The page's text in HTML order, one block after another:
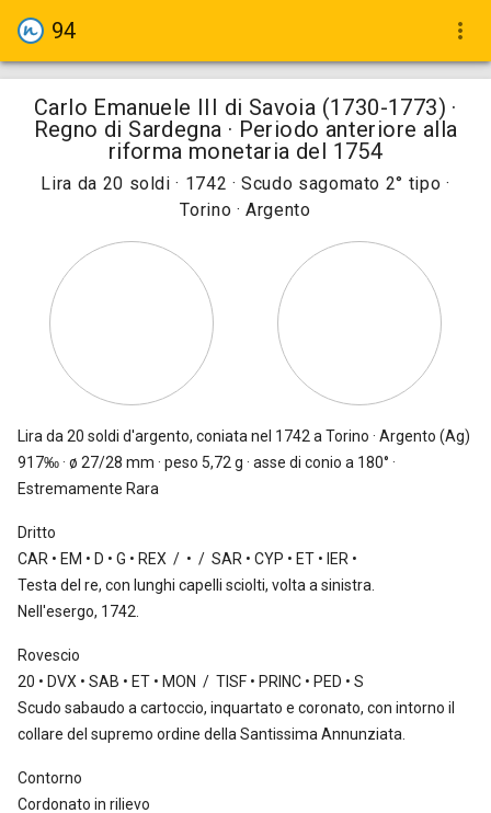
94 more_vert
Carlo Emanuele III di Savoia (1730-1773) ·
Regno di Sardegna · Periodo anteriore alla
riforma monetaria del 1754
Lira da 20 soldi · 1742 · Scudo sagomato 2° tipo ·
Torino · Argento
Lira da 20 soldi d'argento, coniata nel 1742 a Torino · Argento (Ag)
917‰ · ø 27/28 mm · peso 5,72 g · asse di conio a 180° ·
Estremamente Rara
Dritto
CAR • EM • D • G • REX / • / SAR • CYP • ET • IER •
Testa del re, con lunghi capelli sciolti, volta a sinistra.
Nell'esergo, 1742.
Rovescio
20 • DVX • SAB • ET • MON / TISF • PRINC • PED • S
Scudo sabaudo a cartoccio, inquartato e coronato, con intorno il
collare del supremo ordine della Santissima Annunziata.
Contorno
Cordonato in rilievo